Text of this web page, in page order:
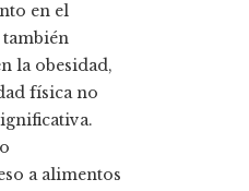
en el
la obesidad,
física no
a alimentos